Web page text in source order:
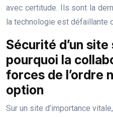
avec certitude. Ils sont la
la technologie est défaillante
Sécurité d’un site
pourquoi la
forces de l’ordre
option
Sur un site d’importance